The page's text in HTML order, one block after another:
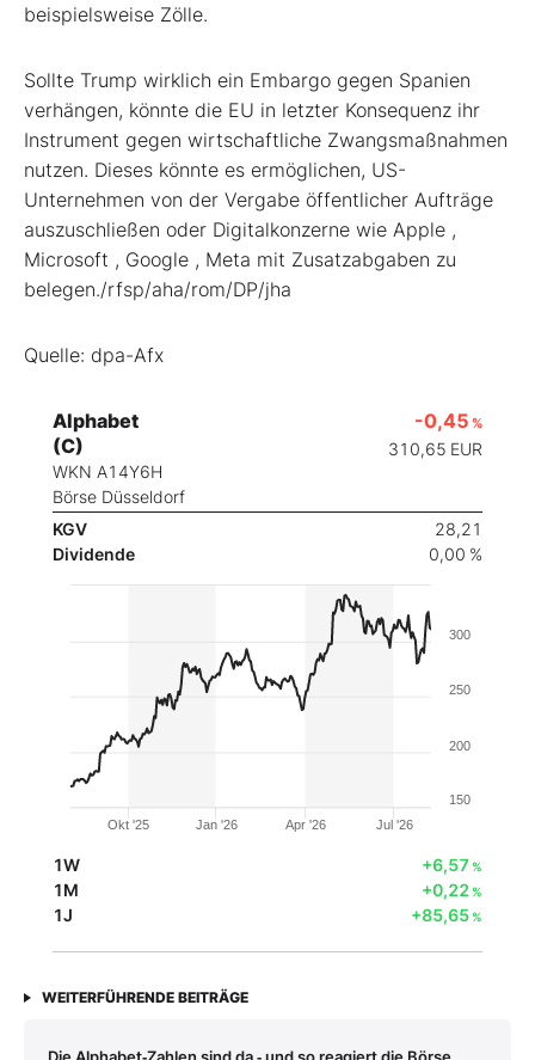
beispielsweise Zölle.
Sollte Trump wirklich ein Embargo gegen Spanien
verhängen, könnte die EU in letzter Konsequenz ihr
Instrument gegen wirtschaftliche Zwangsmaßnahmen
nutzen. Dieses könnte es ermöglichen, US-
Unternehmen von der Vergabe öffentlicher Aufträge
auszuschließen oder Digitalkonzerne wie Apple ,
Microsoft , Google , Meta mit Zusatzabgaben zu
belegen./rfsp/aha/rom/DP/jha
Quelle: dpa-Afx
Alphabet
(C)
WKN A14Y6H
Börse Düsseldorf
-0,45 %
310,65 EUR
KGV
28,21
Dividende
0,00 %
Okt '25 Jan '26 Apr '26 Jul '26
150
200
250
300
1W +6,57 %
1M +0,22%
1J +85,65%
WEITERFÜHRENDE BEITRÄGE
Die Alphabet‑Zahlen sind da ‑ und so reagiert die Börse